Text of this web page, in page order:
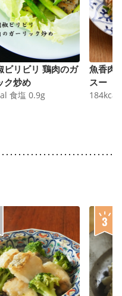
ビリビリ 鶏肉のガ
ク炒め
食塩 0.9g
魚香肉
スー
184kcal